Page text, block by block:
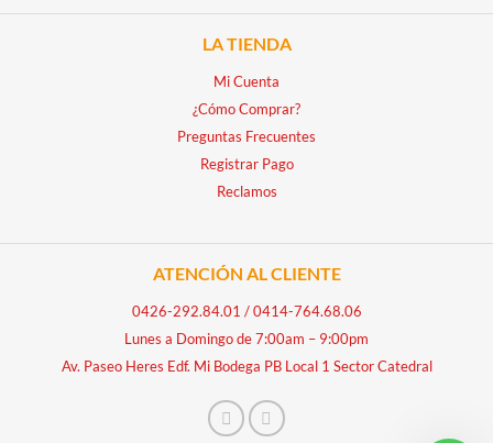
LA TIENDA
Mi Cuenta
¿Cómo Comprar?
Preguntas Frecuentes
Registrar Pago
Reclamos
ATENCIÓN AL CLIENTE
0426-292.84.01 /0414-764.68.06
Lunes a Domingo de 7:00am – 9:00pm
Av. Paseo Heres Edf. Mi Bodega PB Local 1 Sector Catedral